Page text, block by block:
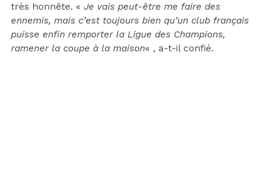
très honnête. « Je vais peut-être me faire des
ennemis, mais c’est toujours bien qu’un club français
puisse enfin remporter la Ligue des Champions,
ramener la coupe à la maison« , a-t-il confié.